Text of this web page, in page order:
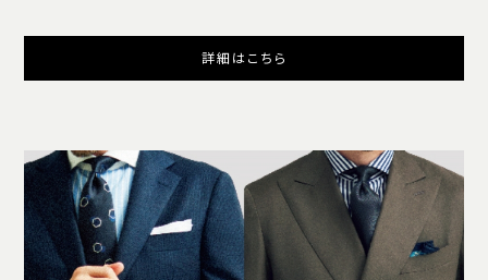
詳細はこちら